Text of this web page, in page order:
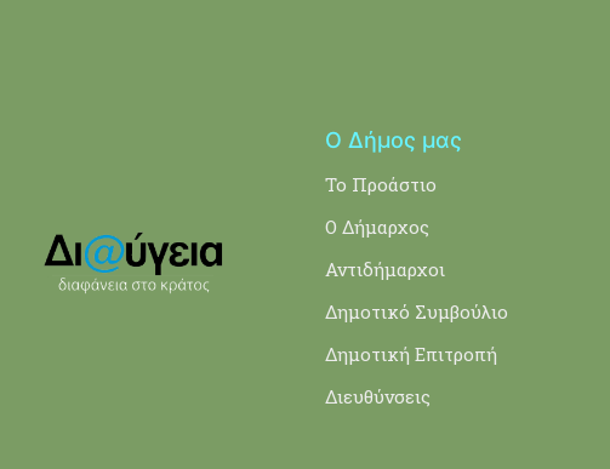
Ο Δήμος μας
Το Προάστιο
Ο Δήμαρχος
Αντιδήμαρχοι
Δημοτικό Συμβούλιο
Δημοτική Επιτροπή
Διευθύνσεις